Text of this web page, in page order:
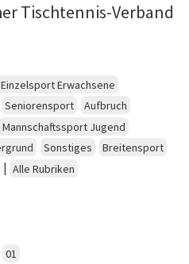
Tischtennis-Verband
Einzelsport Erwachsene
Seniorensport
Aufbruch
Mannschaftssport Jugend
Sonstiges
Breitensport
| Alle Rubriken
01